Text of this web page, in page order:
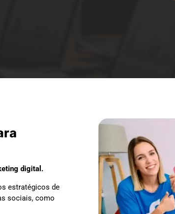
digital.
estratégicos de
sociais, como